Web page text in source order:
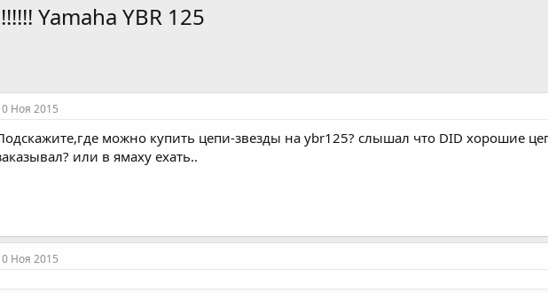
Yamaha YBR 125
Ноя 2015
можно купить цепи-звезды на ybr125? слышал что DID хорошие
или в ямаху ехать..
Ноя 2015